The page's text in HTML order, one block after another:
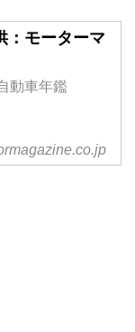
：モーターマ
動車年鑑